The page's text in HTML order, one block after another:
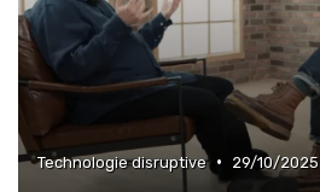
Technologie disruptive • 29/10/2025